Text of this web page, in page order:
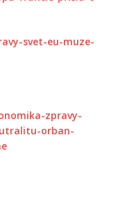
svet-eu-muze-
zpravy-
orban-